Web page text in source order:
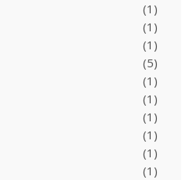
(1)
(1)
(1)
(5)
(1)
(1)
(1)
(1)
(1)
(1)